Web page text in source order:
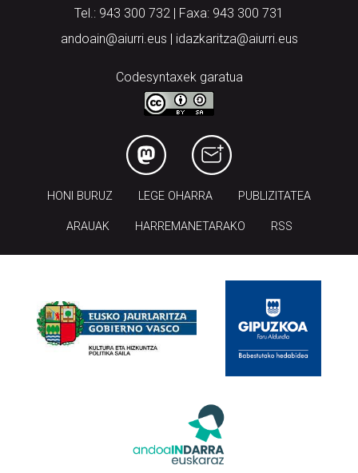
Tel.: 943 300 732 | Faxa: 943 300 731
andoain@aiurri.eus | idazkaritza@aiurri.eus
Codesyntaxek garatua
HONI BURUZ LEGE OHARRA PUBLIZITATEA
ARAUAK HARREMANETARAKO RSS